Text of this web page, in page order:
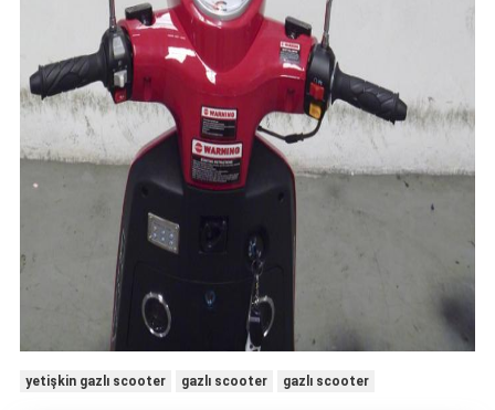
yetişkin gazlı scooter gazlı scooter gazlı scooter